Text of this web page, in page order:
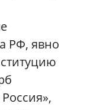
РФ, явно